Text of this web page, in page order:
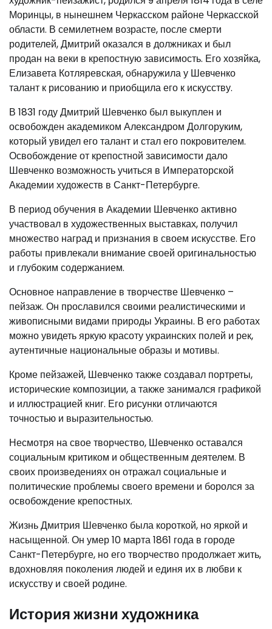
Моринцы, в нынешнем Черкасском районе Черкасской
области. В семилетнем возрасте, после смерти
родителей, Дмитрий оказался в должниках и был
продан на веки в крепостную зависимость. Его хозяйка,
Елизавета Котляревская, обнаружила у Шевченко
талант к рисованию и приобщила его к искусству.
В 1831 году Дмитрий Шевченко был выкуплен и
освобожден академиком Александром Долгоруким,
который увидел его талант и стал его покровителем.
Освобождение от крепостной зависимости дало
Шевченко возможность учиться в Императорской
Академии художеств в Санкт-Петербурге.
В период обучения в Академии Шевченко активно
участвовал в художественных выставках, получил
множество наград и признания в своем искусстве. Его
работы привлекали внимание своей оригинальностью
и глубоким содержанием.
Основное направление в творчестве Шевченко –
пейзаж. Он прославился своими реалистическими и
живописными видами природы Украины. В его работах
можно увидеть яркую красоту украинских полей и рек,
аутентичные национальные образы и мотивы.
Кроме пейзажей, Шевченко также создавал портреты,
исторические композиции, а также занимался графикой
и иллюстрацией книг. Его рисунки отличаются
точностью и выразительностью.
Несмотря на свое творчество, Шевченко оставался
социальным критиком и общественным деятелем. В
своих произведениях он отражал социальные и
политические проблемы своего времени и боролся за
освобождение крепостных.
Жизнь Дмитрия Шевченко была короткой, но яркой и
насыщенной. Он умер 10 марта 1861 года в городе
Санкт-Петербурге, но его творчество продолжает жить,
вдохновляя поколения людей и единя их в любви к
искусству и своей родине.
История жизни художника